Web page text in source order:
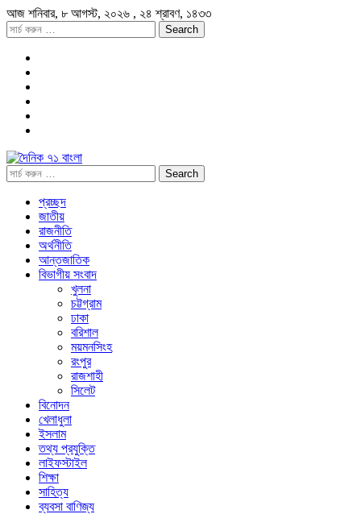
আজ শনিবার, ৮ আগস্ট, ২০২৬ , ২৪ শ্রাবণ, ১৪৩৩
প্রচ্ছদ
জাতীয়
রাজনীতি
অর্থনীতি
আন্তজাতিক
বিভাগীয় সংবাদ
খুলনা
চট্টগ্রাম
ঢাকা
বরিশাল
ময়মনসিংহ
রংপুর
রাজশাহী
সিলেট
বিনোদন
খেলাধুলা
ইসলাম
তথ্য প্রযুক্তি
লাইফস্টাইল
শিক্ষা
সাহিত্য
ব্যবসা বাণিজ্য